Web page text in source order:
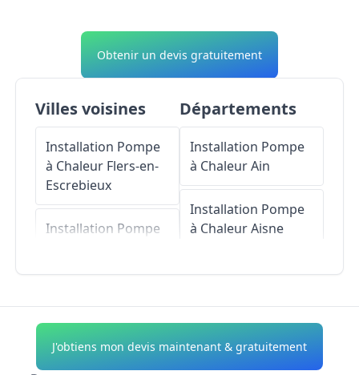
Obtenir un devis gratuitement
Villes voisines
Installation Pompe
à Chaleur Flers-en-
Escrebieux
Installation Pompe
à ChaleurÉvin-
Départements
Installation Pompe
à ChaleurAin
Installation Pompe
à ChaleurAisne
Installation Pompe
à Chaleur Alpes-de-
J'obtiens mon devis maintenant & gratuitement